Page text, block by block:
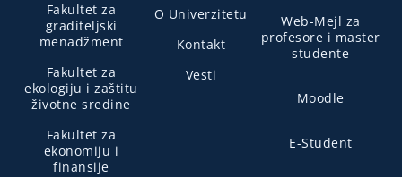
Fakultet za
graditeljski
menadžment
Fakultet za
ekologiju i zaštitu
životne sredine
Fakultet za
ekonomiju i
finansije
O Univerzitetu
Kontakt
Vesti
Web-Mejl za
profesore i master
studente
Moodle
E-Student